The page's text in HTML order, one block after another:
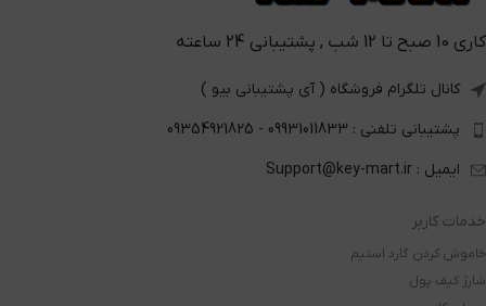
کاری 10 صبح تا 12 شب , پشتیبانی 24 ساعته
کانال تلگرام فروشگاه ( آی پشتیبانی بیو )
پشتیبانی تلفنی : 09931011833 - 09354921825
ایمیل : Support@key-mart.ir
خدمات کاربر
خاموش کردن گارد استیم
شارژ کیف پول